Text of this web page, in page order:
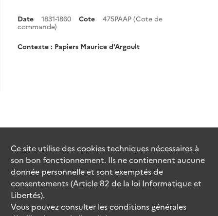
Date 1831-1860 Cote
475PAAP (Cote de
commande)
Contexte : Papiers Maurice d'Argoult
Ce site utilise descookiestechniques nécessaires à
son bon fonctionnement. Ils ne contiennent aucune
donnée personnelle et sont exemptés de
consentements (Article 82 de la loi Informatique et
Libertés).
Vous pouvez consulter les conditions générales